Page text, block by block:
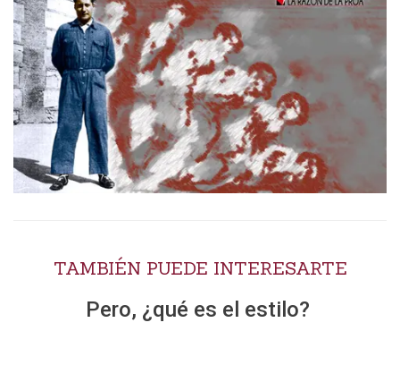
TAMBIÉN PUEDE INTERESARTE
Pero, ¿qué es el estilo?